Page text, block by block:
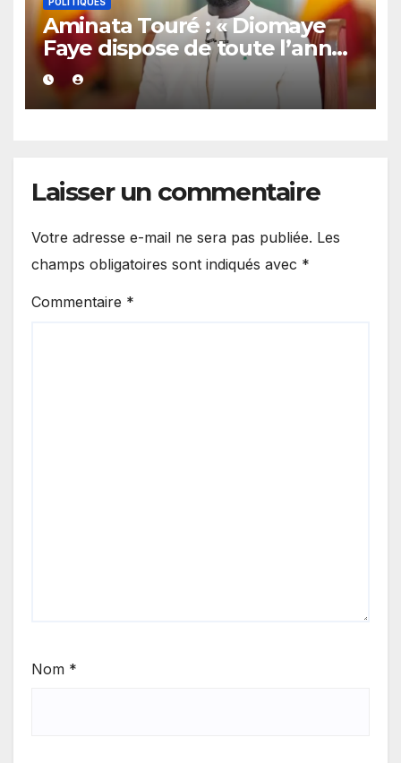
Aminata Touré : « Diomaye
Faye dispose de toute l’année
2027 pour organiser les
élections locales dans la
légalité »
Laisser un commentaire
Votre adresse e-mail ne sera pas publiée. Les
champs obligatoires sont indiqués avec *
Commentaire *
Nom *